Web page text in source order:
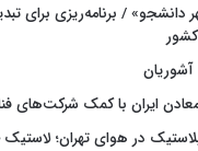
دانشجو» / برنامه‌ریزی برای
ایران با کمک شرکت‌های
در هوای تهران؛